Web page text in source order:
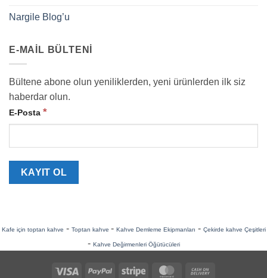
Nargile Blog’u
E-MAIL BÜLTENI
Bültene abone olun yeniliklerden, yeni ürünlerden ilk siz
haberdar olun.
E-Posta *
Kafe için toptan kahve - Toptan kahve - Kahve Demleme Ekipmanları - Çekirde kahve Çeşitleri
- Kahve Değirmenleri Öğütücüleri
Visa PayPal Stripe MasterCard